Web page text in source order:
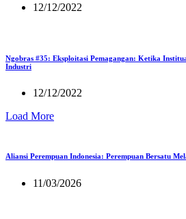
12/12/2022
Ngobras #35: Eksploitasi Pemagangan: Ketika
Industri
12/12/2022
Load More
Aliansi Perempuan Indonesia: Perempuan Bersatu
11/03/2026